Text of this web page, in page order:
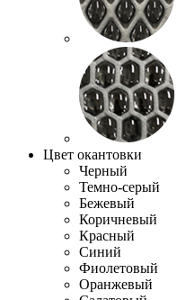
Цвет окантовки
Черный
Темно-серый
Бежевый
Коричневый
Красный
Синий
Фиолетовый
Оранжевый